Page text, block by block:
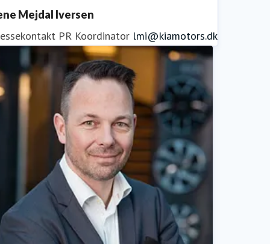
Mejdal Iversen
PR Koordinator lmi@kiamotors.dk